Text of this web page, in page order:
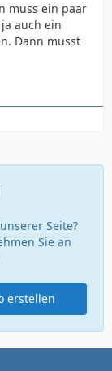
probieren,
hast, mit
muss ein paar
auch ein
Dann musst
Seite?
Sie an
erstellen